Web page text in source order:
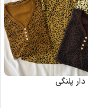
پلنگی